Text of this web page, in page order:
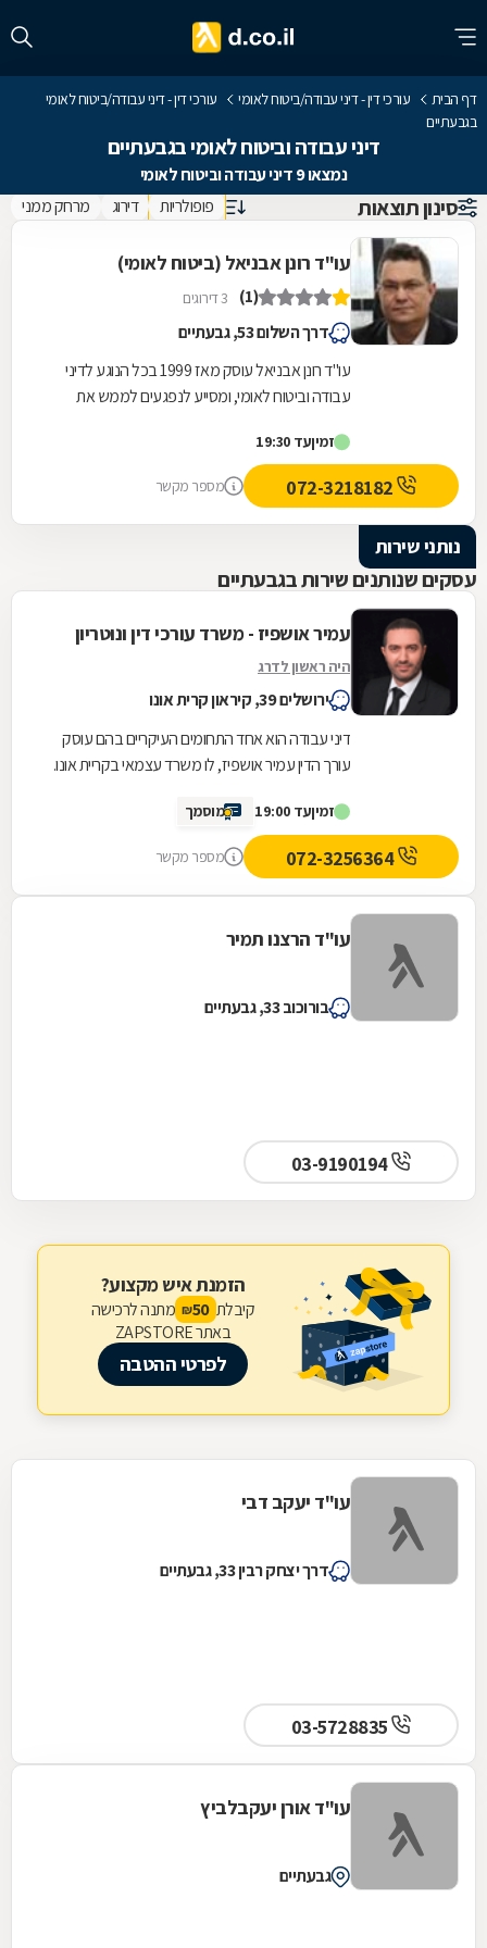
דף הבית עורכי דין - דיני עבודה/ביטוח לאומי
עורכי דין - דיני עבודה/ביטוח לאומי
בגבעתיים
דיני עבודה וביטוח לאומי בגבעתיים
נמצאו 9 דיני עבודה וביטוח לאומי
סינון תוצאות פופולריות דירוג מרחק ממני
עו"ד רונן אבניאל (ביטוח לאומי)
(1) 3 דירוגים
דרך השלום 53, גבעתיים
עו"ד רונן אבניאל עוסק מאז 1999 בכל הנוגע לדיני
עבודה וביטוח לאומי, ומסייע לנפגעים לממש את
זמיןעד 19:30
מספר מקשר
נותני שירות
עסקים שנותנים שירות בגבעתיים
עמיר אושפיז - משרד עורכי דין ונוטריון
היה ראשון לדרג
ירושלים 39, קיראון קרית אונו
דיני עבודה הוא אחד התחומים העיקריים בהם עוסק
עורך הדין עמיר אושפיז, לו משרד עצמאי בקריית אונו.
זמיןעד 19:00 מוסמך
072-3256364 מספר מקשר
עו"ד הרצנו תמיר
בורוכוב 33, גבעתיים
03-9190194
הזמנת איש מקצוע?
קיבלת 50
₪ מתנה לרכישה
באתר ZAPSTORE
לפרטי ההטבה
עו"ד יעקב דבי
דרך יצחק רבין 33, גבעתיים
03-5728835
עו"ד אורן יעקבלביץ
גבעתיים